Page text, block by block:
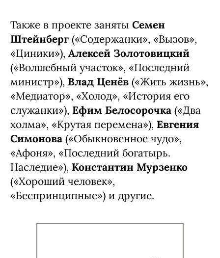
Ксения Трейстер
Также в проекте занятыСемен
«Циники»),Алексей Золотовицкий